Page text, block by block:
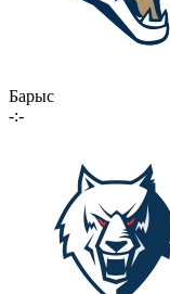
Барыс
-:-